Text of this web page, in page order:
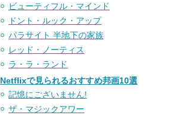
ビューティフル・マインド
ドント・ルック・アップ
パラサイト 半地下の家族
レッド・ノーティス
ラ・ラ・ランド
Netflixで見られるおすすめ邦画10選
記憶にございません!
ザ・マジックアワー